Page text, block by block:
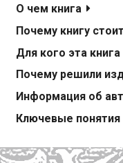
О чем книга
Почему книгу
Для кого эта книга
Почему решили
Информация об
Ключевые понятия